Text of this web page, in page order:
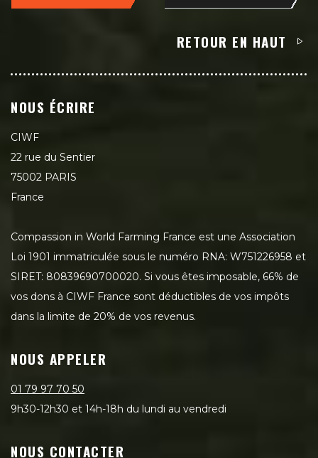
RETOUR EN HAUT
NOUS ÉCRIRE
CIWF
22 rue du Sentier
75002 PARIS
France
Compassion in World Farming France est une Association
Loi 1901 immatriculée sous le numéro RNA: W751226958 et
SIRET: 80839690700020. Si vous êtes imposable, 66% de
vos dons à CIWF France sont déductibles de vos impôts
dans la limite de 20% de vos revenus.
NOUS APPELER
01 79 97 70 50
9h30-12h30 et 14h-18h du lundi au vendredi
NOUS CONTACTER